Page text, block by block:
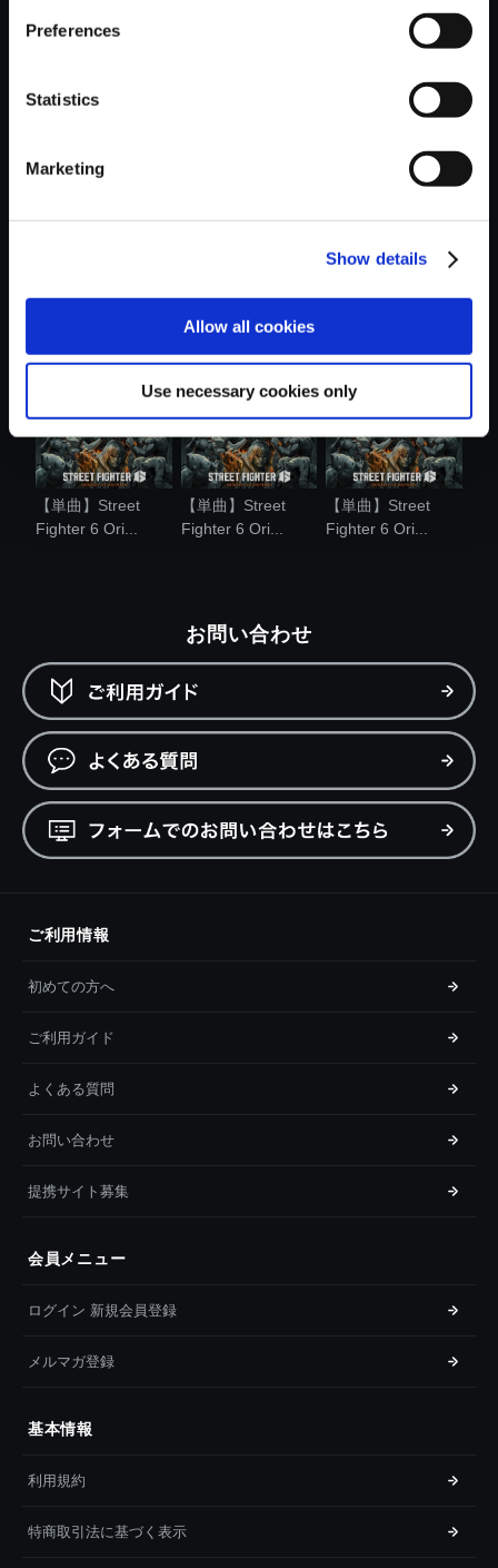
Preferences
Statistics
Marketing
Show details
Allow all cookies
Use necessary cookies only
おすすめ商品
【単曲】Street
Fighter 6 Ori...
【単曲】Street
Fighter 6 Ori...
【単曲】Street
Fighter 6 Ori...
お問い合わせ
ご利用情報
初めての方へ
ご利用ガイド
よくある質問
お問い合わせ
提携サイト募集
会員メニュー
ログイン 新規会員登録
メルマガ登録
基本情報
利用規約
特商取引法に基づく表示